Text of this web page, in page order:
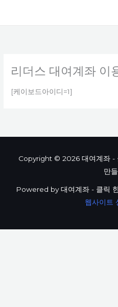
리더스 대여계좌 이
[케이보드아이디=1]
Copyright © 2026 대여계좌 -
만
Powered by 대여계좌 - 클릭
웹사이트